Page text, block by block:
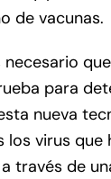
de vacunas.
para
nueva
virus que
través de